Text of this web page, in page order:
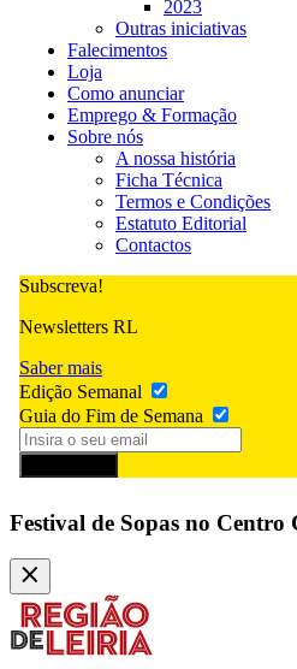
2023
Outras iniciativas
Falecimentos
Loja
Como anunciar
Emprego & Formação
Sobre nós
A nossa história
Ficha Técnica
Termos e Condições
Estatuto Editorial
Contactos
Subscreva!
Newsletters RL
Saber mais
Edição Semanal
Guia do Fim de Semana
Festival de Sopas no